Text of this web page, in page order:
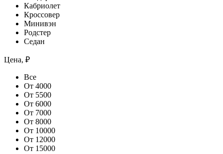
Кабриолет
Кроссовер
Минивэн
Родстер
Седан
Цена, ₽
Все
От 4000
От 5500
От 6000
От 7000
От 8000
От 10000
От 12000
От 15000